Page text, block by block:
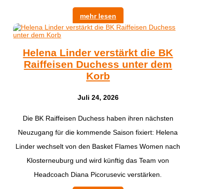
mehr lesen
Helena Linder verstärkt die BK
Raiffeisen Duchess unter dem
Korb
Juli 24, 2026
Die BK Raiffeisen Duchess haben ihren nächsten
Neuzugang für die kommende Saison fixiert: Helena
Linder wechselt von den Basket Flames Women nach
Klosterneuburg und wird künftig das Team von
Headcoach Diana Picorusevic verstärken.